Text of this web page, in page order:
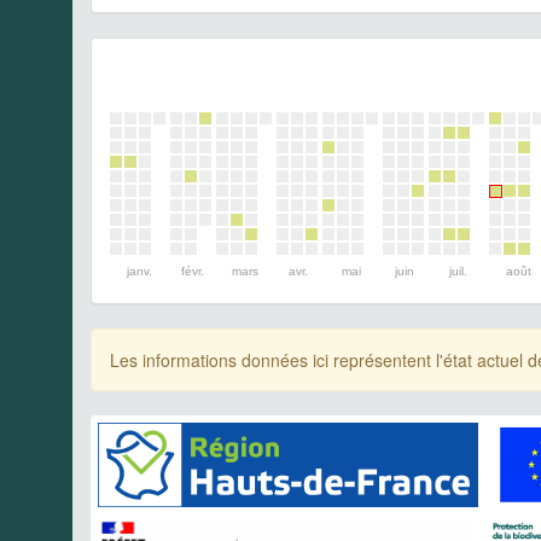
janv. févr. mars avr. mai juin juil. août
Les informations données ici représentent l'état actuel